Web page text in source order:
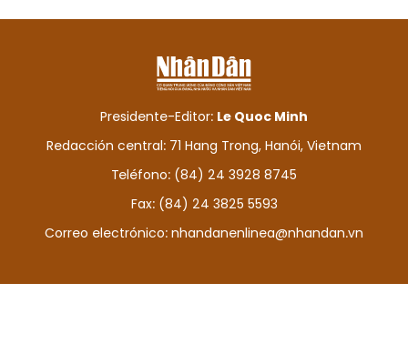
Presidente-Editor: Le Quoc Minh
Redacción central: 71 Hang Trong, Hanói, Vietnam
Teléfono: (84) 24 3928 8745
Fax: (84) 24 3825 5593
Correo electrónico: nhandanenlinea@nhandan.vn